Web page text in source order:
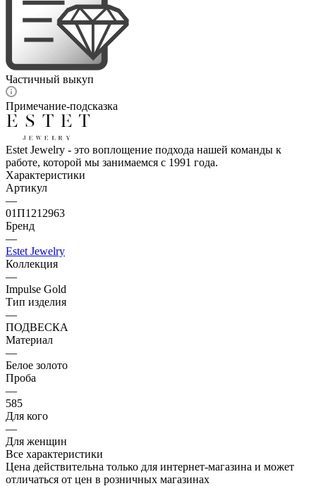
Частичный выкуп
Примечание-подсказка
Estet Jewelry - это воплощение подхода нашей команды к
работе, которой мы занимаемся с 1991 года.
Характеристики
Артикул
—
01П1212963
Бренд
—
Estet Jewelry
Коллекция
—
Impulse Gold
Тип изделия
—
ПОДВЕСКА
Материал
—
Белое золото
Проба
—
585
Для кого
—
Для женщин
Все характеристики
Цена действительна только для интернет-магазина и может
отличаться от цен в розничных магазинах